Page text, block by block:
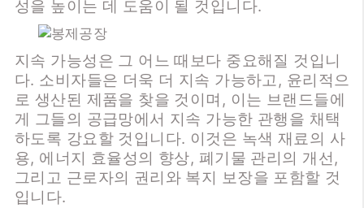
성을 높이는 데 도움이 될 것입니다.
지속 가능성은 그 어느 때보다 중요해질 것입니
다. 소비자들은 더욱 더 지속 가능하고, 윤리적으
로 생산된 제품을 찾을 것이며, 이는 브랜드들에
게 그들의 공급망에서 지속 가능한 관행을 채택
하도록 강요할 것입니다. 이것은 녹색 재료의 사
용, 에너지 효율성의 향상, 폐기물 관리의 개선,
그리고 근로자의 권리와 복지 보장을 포함할 것
입니다.